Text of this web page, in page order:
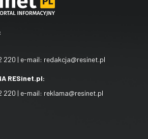
220 | e-mail: redakcja@resinet.pl
RESinet.pl:
220 | e-mail: reklama@resinet.pl